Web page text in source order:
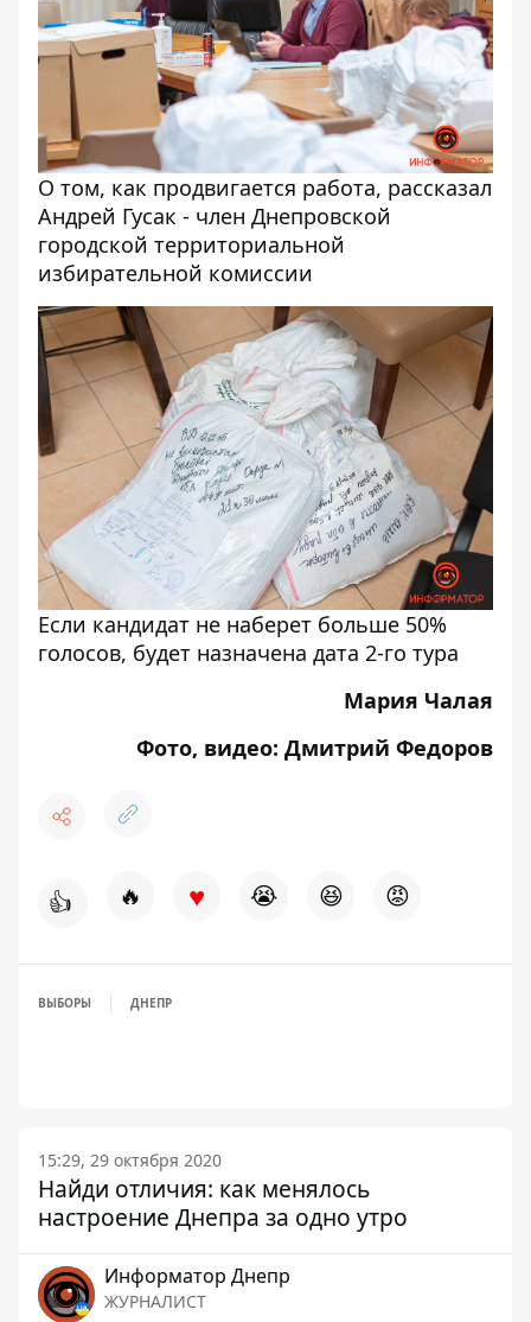
О том, как продвигается работа, рассказал
Андрей Гусак - член Днепровской
городской территориальной
избирательной комиссии
Если кандидат не наберет больше 50%
голосов, будет назначена дата 2-го тура
Мария Чалая
Фото, видео: Дмитрий Федоров
👍 🔥 ♥ 😭 😆 😡
ВЫБОРЫ ДНЕПР
15:29, 29 октября 2020
Найди отличия: как менялось
настроение Днепра за одно утро
Информатор Днепр
ЖУРНАЛИСТ